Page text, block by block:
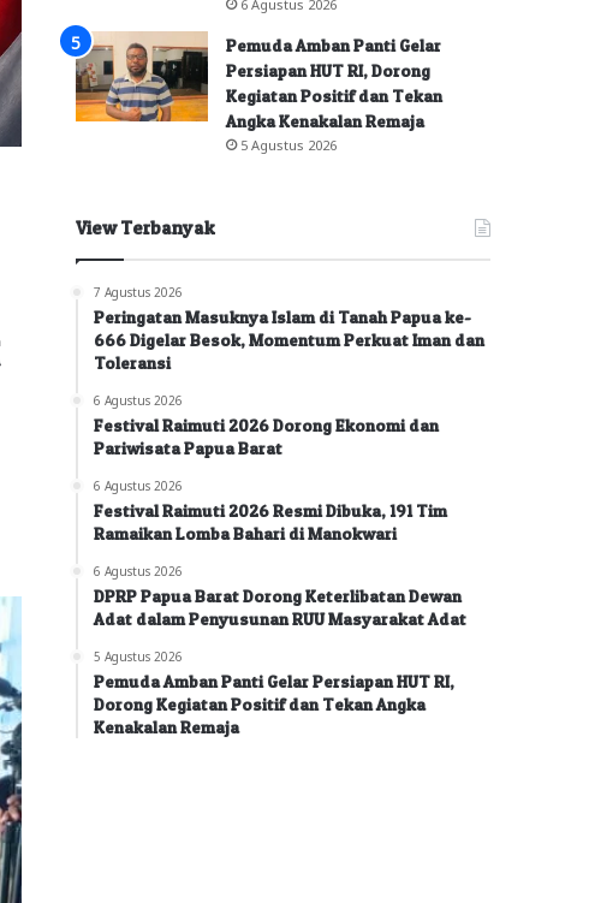
6 Agustus 2026
Pemuda Amban Panti Gelar
Persiapan HUT RI, Dorong
Kegiatan Positif dan Tekan
Angka Kenakalan Remaja
5 Agustus 2026
View Terbanyak
7 Agustus 2026
Peringatan Masuknya Islam di Tanah Papua ke-
666 Digelar Besok, Momentum Perkuat Iman dan
Toleransi
6 Agustus 2026
Festival Raimuti 2026 Dorong Ekonomi dan
Pariwisata Papua Barat
6 Agustus 2026
Festival Raimuti 2026 Resmi Dibuka, 191 Tim
Ramaikan Lomba Bahari di Manokwari
6 Agustus 2026
DPRP Papua Barat Dorong Keterlibatan Dewan
Adat dalam Penyusunan RUU Masyarakat Adat
5 Agustus 2026
Pemuda Amban Panti Gelar Persiapan HUT RI,
Dorong Kegiatan Positif dan Tekan Angka
Kenakalan Remaja